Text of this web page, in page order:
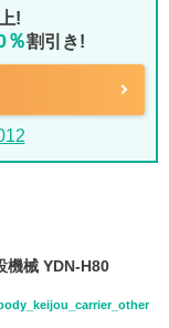
!
％割引き!
機械 YDN-H80